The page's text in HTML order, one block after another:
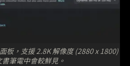
板，支援 2.8K 解像度 (2880 x 1800)
筆電中會較鮮見。